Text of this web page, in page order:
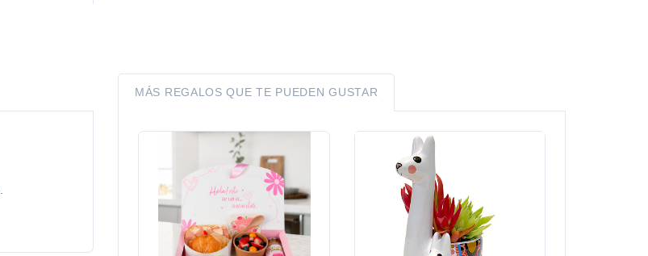
MÁS REGALOS QUE TE PUEDEN GUSTAR